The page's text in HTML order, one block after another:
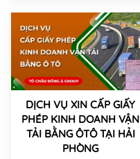
DỊCH VỤ XIN CẤP GIẤY
PHÉP KINH DOANH VẬN
TẢI BẰNG ÔTÔ TẠI HẢI
PHÒNG